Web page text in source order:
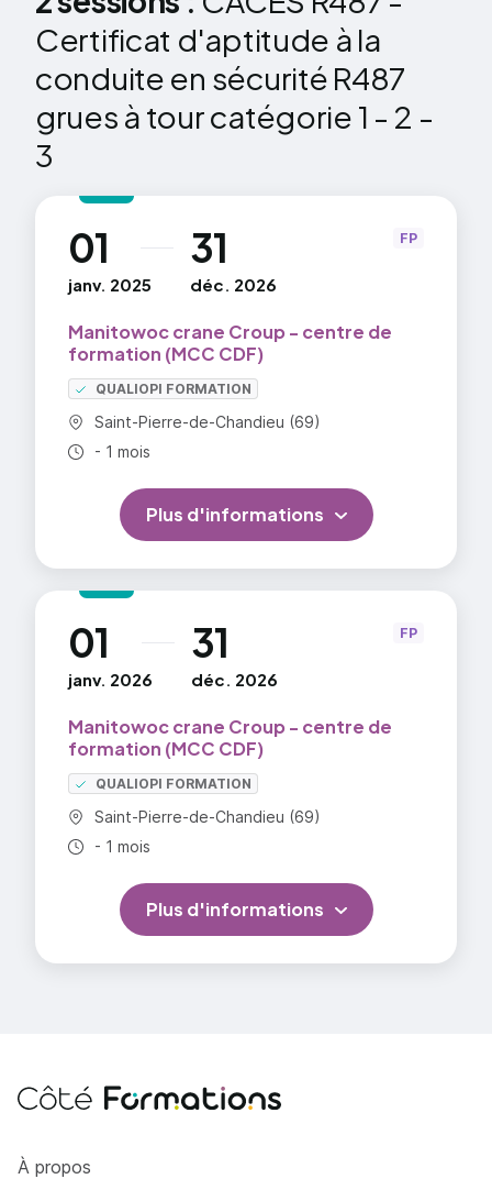
composé d'une flèche relevable et d'une contre-
flèche.Sa conception lui permet de rester en
position montée lorsqu'elle est hors service et
d'être démontée pour être déplacée vers un autre
chantier.
Certificat d'aptitude à la
conduite en sécurité R487
grues à tour catégorie 1 - 2 -
3
01
janv. 2025
au 31
déc. 2026
Manitowoc crane Croup - centre de
formation (MCC CDF)
QUALIOPI FORMATION
Commune :
Saint-Pierre-de-Chandieu (69)
Durée totale :
- 1 mois
FP
Plus d'informations
01
janv. 2026
au 31
déc. 2026
Manitowoc crane Croup - centre de
formation (MCC CDF)
QUALIOPI FORMATION
Commune :
Saint-Pierre-de-Chandieu (69)
Durée totale :
- 1 mois
FP
Plus d'informations
Côté Formations
À propos